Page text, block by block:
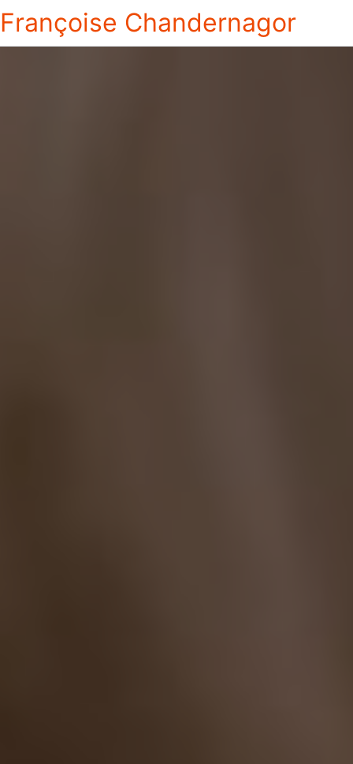
Françoise Chandernagor